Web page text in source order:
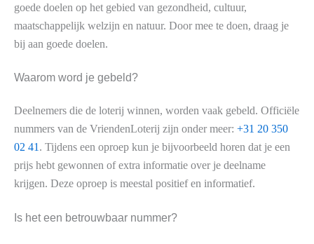
goede doelen op het gebied van gezondheid, cultuur,
maatschappelijk welzijn en natuur. Door mee te doen, draag je
bij aan goede doelen.
Waarom word je gebeld?
Deelnemers die de loterij winnen, worden vaak gebeld. Officiële
nummers van de VriendenLoterij zijn onder meer: +31 20 350
02 41. Tijdens een oproep kun je bijvoorbeeld horen dat je een
prijs hebt gewonnen of extra informatie over je deelname
krijgen. Deze oproep is meestal positief en informatief.
Is het een betrouwbaar nummer?